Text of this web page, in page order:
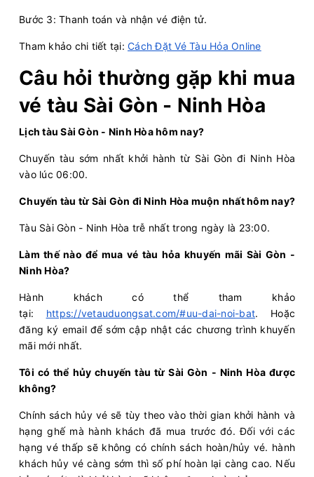
Bước 3: Thanh toán và nhận vé điện tử.
Tham khảo chi tiết tại: Cách Đặt Vé Tàu Hỏa Online
Câu hỏi thường gặp khi mua
vé tàu Sài Gòn - Ninh Hòa
Lịch tàu Sài Gòn - Ninh Hòa hôm nay?
Chuyến tàu sớm nhất khởi hành từ Sài Gòn đi Ninh Hòa
vào lúc 06:00.
Chuyến tàu từ Sài Gòn đi Ninh Hòa muộn nhất hôm nay?
Tàu Sài Gòn - Ninh Hòa trễ nhất trong ngày là 23:00.
Làm thế nào để mua vé tàu hỏa khuyến mãi Sài Gòn -
Ninh Hòa?
Hành khách có thể tham khảo
tại: https://vetauduongsat.com/#uu-dai-noi-bat. Hoặc
đăng ký email để sớm cập nhật các chương trình khuyến
mãi mới nhất.
Tôi có thể hủy chuyến tàu từ Sài Gòn - Ninh Hòa được
không?
Chính sách hủy vé sẽ tùy theo vào thời gian khởi hành và
hạng ghế mà hành khách đã mua trước đó. Đối với các
hạng vé thấp sẽ không có chính sách hoàn/hủy vé. hành
khách hủy vé càng sớm thì số phí hoàn lại càng cao. Nếu